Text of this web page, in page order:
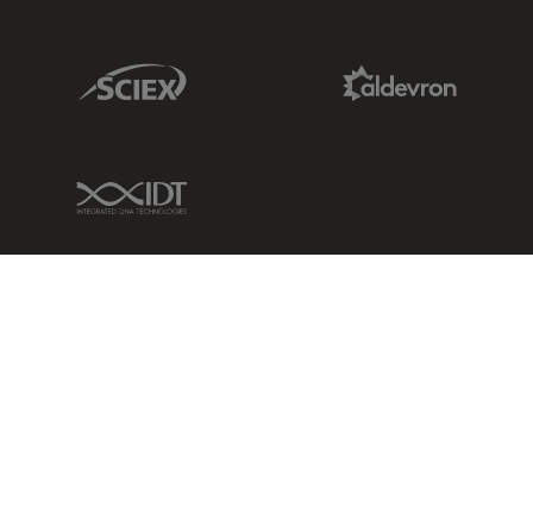
Sciex Link
IDT Link